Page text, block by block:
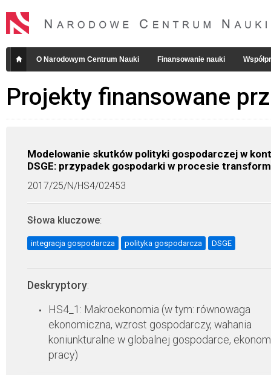
O Narodowym Centrum Nauki Finansowanie nauki
Projekty finansowane
Modelowanie skutków polityki gospodarczej w
DSGE: przypadek gospodarki w procesie
2017/25/N/HS4/02453
Słowa kluczowe:
integracja gospodarcza polityka gospodarcza DSGE
Deskryptory:
HS4_1: Makroekonomia (w tym: równowaga
ekonomiczna, wzrost gospodarczy, wahania
koniunkturalne w globalnej gospodarce,
pracy)